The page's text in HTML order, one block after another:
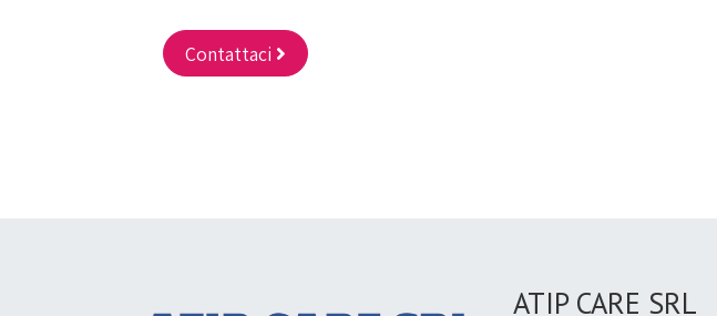
Contattaci
ATIP CARE SRL